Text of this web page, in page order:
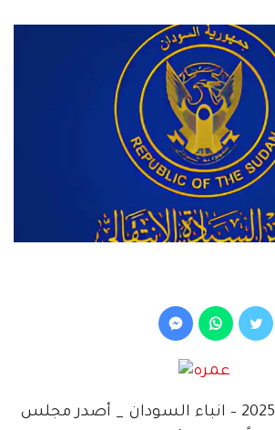
الأحد 14 سبتمبر 2025 – انباء السودان _ أصدر مجلس